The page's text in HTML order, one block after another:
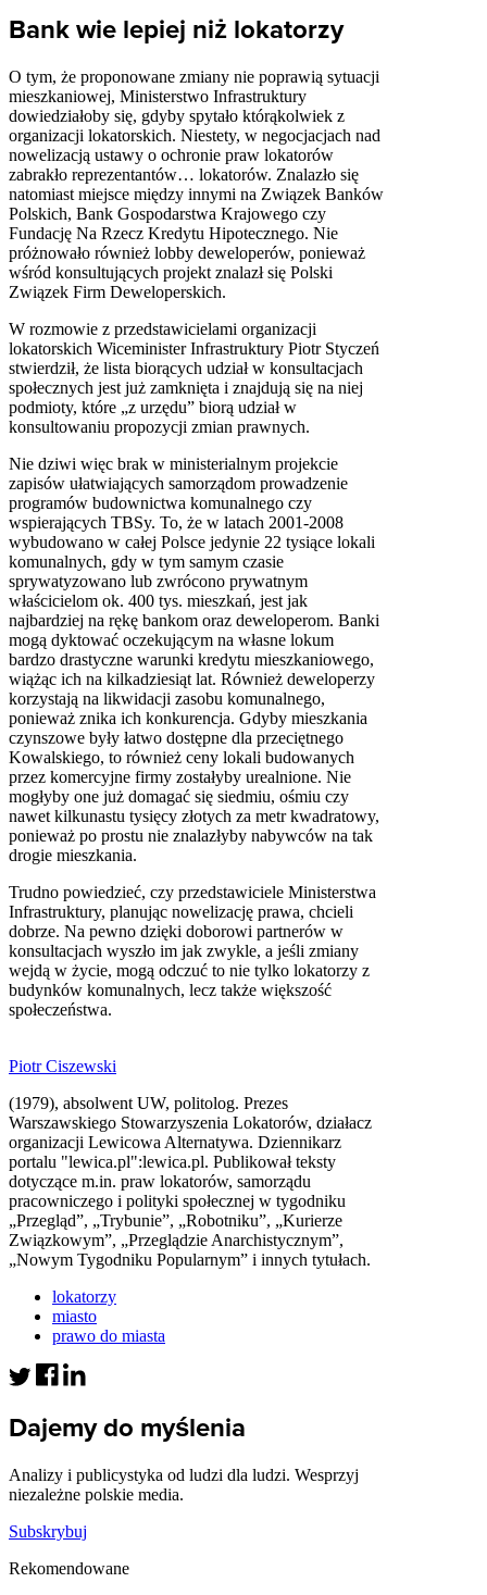
Bank wie lepiej niż lokatorzy
O tym, że proponowane zmiany nie poprawią sytuacji
mieszkaniowej, Ministerstwo Infrastruktury
dowiedziałoby się, gdyby spytało którąkolwiek z
organizacji lokatorskich. Niestety, w negocjacjach nad
nowelizacją ustawy o ochronie praw lokatorów
zabrakło reprezentantów… lokatorów. Znalazło się
natomiast miejsce między innymi na Związek Banków
Polskich, Bank Gospodarstwa Krajowego czy
Fundację Na Rzecz Kredytu Hipotecznego. Nie
próżnowało również lobby deweloperów, ponieważ
wśród konsultujących projekt znalazł się Polski
Związek Firm Deweloperskich.
W rozmowie z przedstawicielami organizacji
lokatorskich Wiceminister Infrastruktury Piotr Styczeń
stwierdził, że lista biorących udział w konsultacjach
społecznych jest już zamknięta i znajdują się na niej
podmioty, które „z urzędu” biorą udział w
konsultowaniu propozycji zmian prawnych.
Nie dziwi więc brak w ministerialnym projekcie
zapisów ułatwiających samorządom prowadzenie
programów budownictwa komunalnego czy
wspierających TBSy. To, że w latach 2001-2008
wybudowano w całej Polsce jedynie 22 tysiące lokali
komunalnych, gdy w tym samym czasie
sprywatyzowano lub zwrócono prywatnym
właścicielom ok. 400 tys. mieszkań, jest jak
najbardziej na rękę bankom oraz deweloperom. Banki
mogą dyktować oczekującym na własne lokum
bardzo drastyczne warunki kredytu mieszkaniowego,
wiążąc ich na kilkadziesiąt lat. Również deweloperzy
korzystają na likwidacji zasobu komunalnego,
ponieważ znika ich konkurencja. Gdyby mieszkania
czynszowe były łatwo dostępne dla przeciętnego
Kowalskiego, to również ceny lokali budowanych
przez komercyjne firmy zostałyby urealnione. Nie
mogłyby one już domagać się siedmiu, ośmiu czy
nawet kilkunastu tysięcy złotych za metr kwadratowy,
ponieważ po prostu nie znalazłyby nabywców na tak
drogie mieszkania.
Trudno powiedzieć, czy przedstawiciele Ministerstwa
Infrastruktury, planując nowelizację prawa, chcieli
dobrze. Na pewno dzięki doborowi partnerów w
konsultacjach wyszło im jak zwykle, a jeśli zmiany
wejdą w życie, mogą odczuć to nie tylko lokatorzy z
budynków komunalnych, lecz także większość
społeczeństwa.
Piotr Ciszewski
(1979), absolwent UW, politolog. Prezes
Warszawskiego Stowarzyszenia Lokatorów, działacz
organizacji Lewicowa Alternatywa. Dziennikarz
portalu "lewica.pl":lewica.pl. Publikował teksty
dotyczące m.in. praw lokatorów, samorządu
pracowniczego i polityki społecznej w tygodniku
„Przegląd”, „Trybunie”, „Robotniku”, „Kurierze
Związkowym”, „Przeglądzie Anarchistycznym”,
„Nowym Tygodniku Popularnym” i innych tytułach.
lokatorzy
miasto
prawo do miasta
Dajemy do myślenia
Analizy i publicystyka od ludzi dla ludzi. Wesprzyj
niezależne polskie media.
Subskrybuj
Rekomendowane